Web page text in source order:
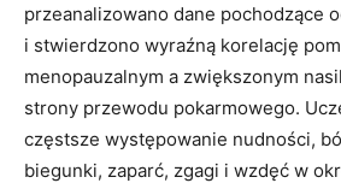
przeanalizowano dane pochodzące
i stwierdzono wyraźną korelację
menopauzalnym a zwiększonym
strony przewodu pokarmowego.
częstsze występowanie nudności,
biegunki, zaparć, zgagi i wzdęć w